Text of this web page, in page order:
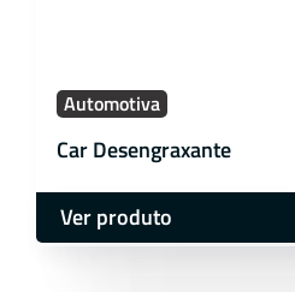
Automotiva
Car Desengraxante
Ver produto